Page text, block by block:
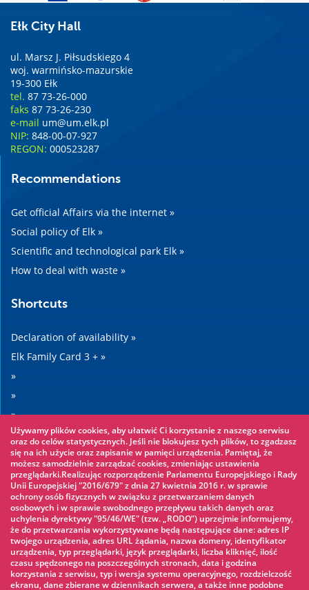
Ełk City Hall
ul. Marsz J. Piłsudskiego 4
woj. warmińsko-mazurskie
19-300 Ełk
tel. 87 73-26-000
faks 87 73-26-230
e-mail um@um.elk.pl
NIP: 848-00-07-927
REGON: 000523287
Recommendations
Get official Affairs via the internet »
Social policy of Elk »
Scientific and technological park Elk »
How to deal with waste »
Shortcuts
Declaration of availability »
Elk Family Card 3 + »
»
»
»
»
Worth seeing
Rope park »
Water Park »
Ice skating rink »
KINOECK »
Museum »
Używamy plików cookies, aby ułatwić Ci korzystanie z naszego serwisu
oraz do celów statystycznych. Jeśli nie blokujesz tych plików, to zgadzasz
się na ich użycie oraz zapisanie w pamięci urządzenia. Pamiętaj, że
możesz samodzielnie zarządzać cookies, zmieniając ustawienia
przeglądarki.Realizując rozporządzenie Parlamentu Europejskiego i Rady
Unii Europejskiej "2016/679" z dnia 27 kwietnia 2016 r. w sprawie
ochrony osób fizycznych w związku z przetwarzaniem danych
osobowych i w sprawie swobodnego przepływu takich danych oraz
uchylenia dyrektywy "95/46/WE" (tzw. „RODO”) uprzejmie informujemy,
że do przetwarzania wykorzystywane będą następujące dane: adres IP
twojego urządzenia, adres URL żądania, nazwa domeny, identyfikator
urządzenia, typ przeglądarki, język przeglądarki, liczba kliknięć, ilość
czasu spędzonego na poszczególnych stronach, data i godzina
korzystania z serwisu, typ i wersja systemu operacyjnego, rozdzielczość
ekranu, dane zbierane w dziennikach serwera, a także inne podobne